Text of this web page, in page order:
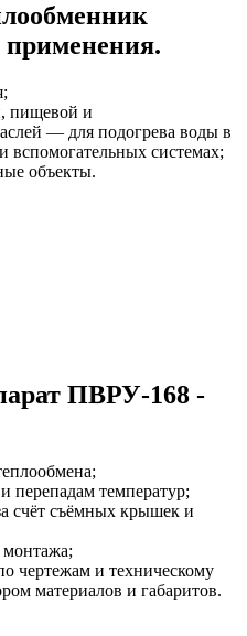
пищевой и
— для подогрева воды в
вспомогательных системах;
объекты.
ПВРУ-168 -
перепадам температур;
счёт съёмных крышек и
монтажа;
чертежам и техническому
материалов и габаритов.